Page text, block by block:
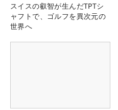
スイスの叡智が生んだTPTシ
ャフトで、ゴルフを異次元の
世界へ